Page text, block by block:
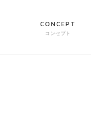
CONCEPT
コンセプト